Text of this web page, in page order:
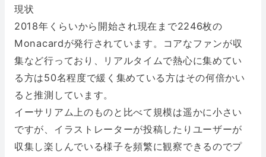
現状
2018年くらいから開始され現在まで2246枚の
Monacardが発行されています。コアなファンが収
集など行っており、リアルタイムで熱心に集めてい
る方は50名程度で緩く集めている方はその何倍かい
ると推測しています。
イーサリアム上のものと比べて規模は遥かに小さい
ですが、イラストレーターが投稿したりユーザーが
収集し楽しんでいる様子を頻繁に観察できるのでプ